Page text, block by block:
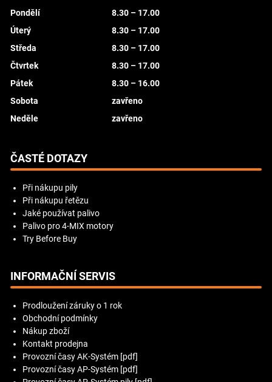
Pondělí
8.30 – 17.00
Úterý
8.30 – 17.00
Středa
8.30 – 17.00
Čtvrtek
8.30 – 17.00
Pátek
8.30 – 16.00
Sobota
zavřeno
Neděle
zavřeno
ČASTÉ DOTAZY
Při nákupu pily
Při nákupu řetězu
Jaké používat palivo
Palivo pro 4-MIX motory
Try Before Buy
INFORMAČNÍ SERVIS
Prodloužení záruky o 1 rok
Obchodní podmínky
Nákup zboží
Kontakt prodejna
Provozní časy AK-Systém [pdf]
Provozní časy AP-Systém [pdf]